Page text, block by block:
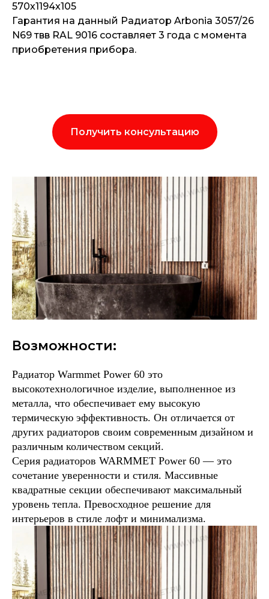
570х1194х105
Гарантия на данный Радиатор Arbonia 3057/26
N69 твв RAL 9016 составляет 3 года с момента
приобретения прибора.
Получить консультацию
Возможности:
Радиатор Warmmet Power 60 это
высокотехнологичное изделие, выполненное из
металла, что обеспечивает ему высокую
термическую эффективность. Он отличается от
других радиаторов своим современным дизайном и
различным количеством секций.
Серия радиаторов WARMMET Power 60 — это
сочетание уверенности и стиля. Массивные
квадратные секции обеспечивают максимальный
уровень тепла. Превосходное решение для
интерьеров в стиле лофт и минимализма.